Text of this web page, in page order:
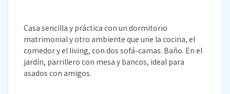
Casa sencilla y práctica con un dormitorio
matrimonial y otro ambiente que une la cocina, el
comedor y el living, con dos sofá-camas. Baño. En el
jardín, parrillero con mesa y bancos, ideal para
asados con amigos.